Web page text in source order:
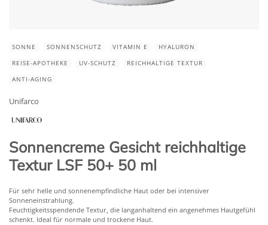
SONNE SONNENSCHUTZ VITAMIN E
HYALURON
REISE-APOTHEKE
UV-SCHUTZ
REICHHALTIGE TEXTUR
ANTI-AGING
Unifarco
Sonnencreme Gesicht reichhaltige
Textur LSF 50+ 50 ml
​Für sehr helle und sonnenempfindliche Haut oder bei intensiver
Sonneneinstrahlung.
Feuchtigkeitsspendende Textur, die langanhaltend ein angenehmes Hautgefühl
schenkt. Ideal für normale und trockene Haut.